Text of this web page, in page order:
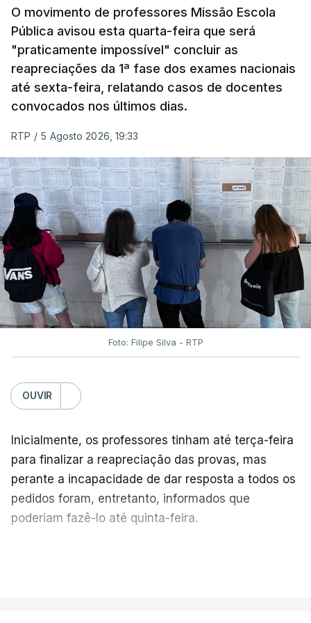
O movimento de professores Missão Escola
Pública avisou esta quarta-feira que será
"praticamente impossível" concluir as
reapreciações da 1ª fase dos exames nacionais
até sexta-feira, relatando casos de docentes
convocados nos últimos dias.
RTP / 5 Agosto 2026, 19:33
Foto: Filipe Silva - RTP
OUVIR
Inicialmente, os professores tinham até terça-feira
para finalizar a reapreciação das provas, mas
perante a incapacidade de dar resposta a todos os
pedidos foram, entretanto, informados que
poderiam fazê-lo até quinta-feira.